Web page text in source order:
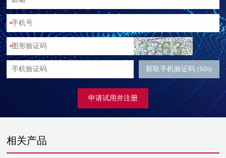
*
*
获取手机验证码 (60s)
申请试用并注册
相关产品